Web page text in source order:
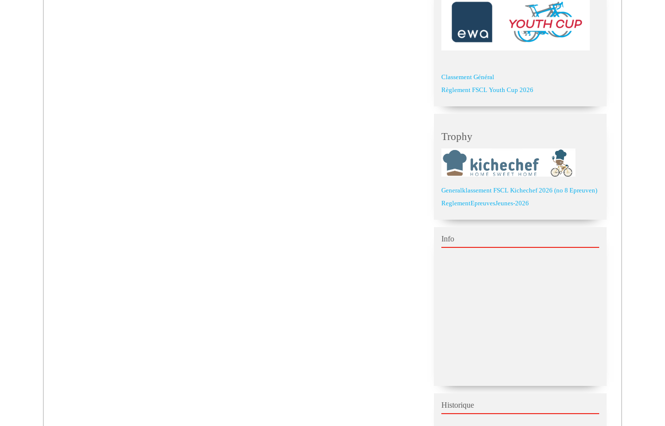
Classement Général
Règlement FSCL Youth Cup 2026
Trophy
Generalklassement FSCL Kichechef 2026 (no 8 Epreuven)
ReglementEpreuvesJeunes-2026
Info
Historique